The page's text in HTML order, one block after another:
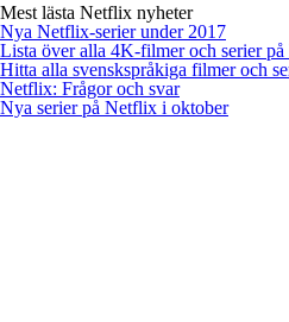
Mest lästa Netflix nyheter
Nya Netflix-serier under 2017
Lista över alla 4K-filmer och serier
Hitta alla svenskspråkiga filmer och
Netflix: Frågor och svar
Nya serier på Netflix i oktober